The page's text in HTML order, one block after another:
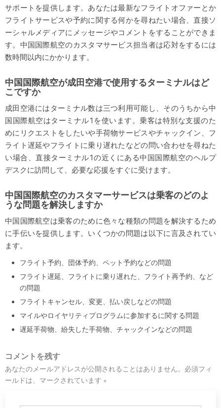
サポートを提供します。あなたは最新なフライトオファーとか
フライトサービスや予約に関する何かを尋ねたい場合、直接ソ
ーシャルメディアにメッセージやコメントをすることができま
す。中国国際航空のカスタマサービス担当者は応対をするには
数時間以内にかかります。
中国国際航空が成田空港で使用するターミナルはど
こですか
成田空港にはターミナル数は三つ利用可能し、そのうちから中
国国際航空はターミナル1を使います。乗客は特別な支援のた
めにリクエストをしたいや手荷物サービスやチャックイン、フ
ライト遅延やフライトに乗り遅れたなどの問い合わせを尋ねた
い場合、直接ターミナル1の近くにある中国国際航空のヘルプ
デスクに訪問して、必要な応援をすぐに受けます。
中国国際航空のカスタマーサービスは乗客のどのよ
うな問題を解決しますか
中国国際航空は乗客のために色々な種類の問題を解決するため
に手伝いを提供します。いくつかの問題は以下に言及されてい
ます。
フライト予約、団体予約、ペット予約などの問題
フライト遅延、フライトに乗り遅れた、フライト再予約、など
の問題
フライトキャンセル、変更、払い戻しなどの問題
マイルやロイヤリティプログラムに参加するに関する問題
遅延手荷物、紛失した手荷物、チャックインなどの問題
コメントを残す
あなたのメールアドレスが公開されることはありません。必須フィ
ールドは、マークされています *